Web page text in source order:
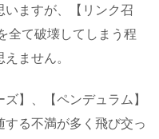
いますが、【リンク召
全て破壊してしまう程
ません。
】、【ペンデュラム】
る不満が多く飛び交っ